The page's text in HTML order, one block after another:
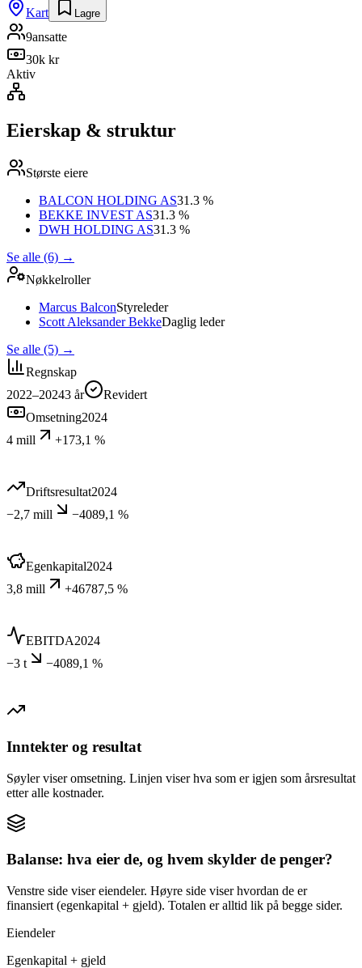
Kart
Lagre
9ansatte
30k kr
Aktiv
Eierskap & struktur
Største eiere
BALCON HOLDING AS31.3 %
BEKKE INVEST AS31.3 %
DWH HOLDING AS31.3 %
Se alle (6) →
Nøkkelroller
Marcus BalconStyreleder
Scott Aleksander BekkeDaglig leder
Se alle (5) →
Regnskap
2022–20243 år
Revidert
Omsetning2024
4 mill
+173,1 %
Driftsresultat2024
−2,7 mill
−4089,1 %
Egenkapital2024
3,8 mill
+46787,5 %
EBITDA2024
−3 t
−4089,1 %
Inntekter og resultat
Søyler viser omsetning. Linjen viser hva som er igjen som årsresultat
etter alle kostnader.
Balanse: hva eier de, og hvem skylder de penger?
Venstre side viser eiendeler. Høyre side viser hvordan de er
finansiert (egenkapital + gjeld). Totalen er alltid lik på begge sider.
Eiendeler
Egenkapital + gjeld